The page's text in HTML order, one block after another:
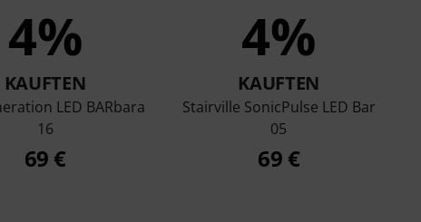
4%
KAUFTEN
LED BARbara
16
69 €
4%
KAUFTEN
Stairville SonicPulse LED Bar
05
69 €